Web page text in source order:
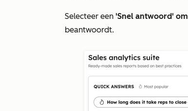
Selecteer een 'Snel antwoord' om
beantwoordt.